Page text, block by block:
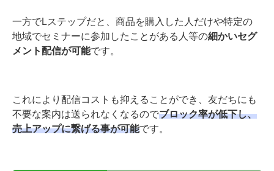
一方でLステップだと、商品を購入した人だけや特定の
地域でセミナーに参加したことがある人等の細かいセグ
メント配信が可能です。
これにより配信コストも抑えることができ、友だちにも
不要な案内は送られなくなるのでブロック率が低下し、
売上アップに繋げる事が可能です。